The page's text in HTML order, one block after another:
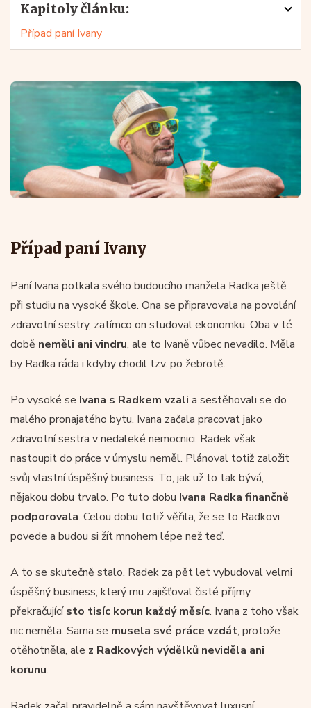
Kapitoly článku:
Případ paní Ivany
Případ paní Ivany
Paní Ivana potkala svého budoucího manžela Radka ještě
při studiu na vysoké škole. Ona se připravovala na povolání
zdravotní sestry, zatímco on studoval ekonomku. Oba v té
době neměli ani vindru, ale to Ivaně vůbec nevadilo. Měla
by Radka ráda i kdyby chodil tzv. po žebrotě.
Po vysoké se Ivana s Radkem vzali a sestěhovali se do
malého pronajatého bytu. Ivana začala pracovat jako
zdravotní sestra v nedaleké nemocnici. Radek však
nastoupit do práce v úmyslu neměl. Plánoval totiž založit
svůj vlastní úspěšný business. To, jak už to tak bývá,
nějakou dobu trvalo. Po tuto dobu Ivana Radka finančně
podporovala. Celou dobu totiž věřila, že se to Radkovi
povede a budou si žít mnohem lépe než teď.
A to se skutečně stalo. Radek za pět let vybudoval velmi
úspěšný business, který mu zajišťoval čisté příjmy
překračujícísto tisíc korun každý měsíc. Ivana z toho však
nic neměla. Sama se musela své práce vzdát, protože
otěhotněla, ale z Radkových výdělků neviděla ani
korunu.